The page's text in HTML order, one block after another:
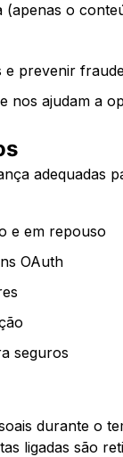
(apenas o
e prevenir
nos ajudam a
e em repouso
OAuth
seguros
durante o
ligadas são